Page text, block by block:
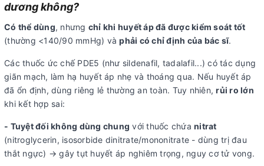
dương không?
Có thể dùng, nhưng chỉ khi huyết áp đã được kiểm soát tốt
(thường <140/90 mmHg) vàphải có chỉ định của bác sĩ.
Các thuốc ức chế PDE5 (như sildenafil, tadalafil...) có tác dụng
giãn mạch, làm hạ huyết áp nhẹ và thoáng qua. Nếu huyết áp
đã ổn định, dùng riêng lẻ thường an toàn. Tuy nhiên,rủi ro lớn
khi kết hợp sai:
- Tuyệt đối không dùng chung với thuốc chứa nitrat
(nitroglycerin, isosorbide dinitrate/mononitrate - dùng trị đau
thắt ngực) → gây tụt huyết áp nghiêm trọng, nguy cơ tử vong.